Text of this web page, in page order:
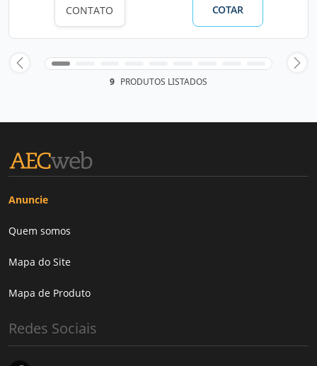
CONTATO COTAR
9 PRODUTOS LISTADOS
Anuncie
Quem somos
Mapa do Site
Mapa de Produto
Redes Sociais